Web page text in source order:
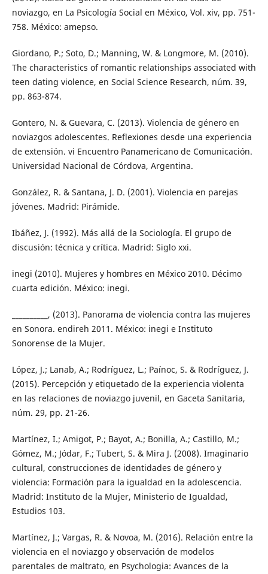
noviazgo, en La Psicología Social en México, Vol. xiv, pp. 751-
758. México: amepso.
Giordano, P.; Soto, D.; Manning, W. & Longmore, M. (2010).
The characteristics of romantic relationships associated with
teen dating violence, en Social Science Research, núm. 39,
pp. 863-874.
Gontero, N. & Guevara, C. (2013). Violencia de género en
noviazgos adolescentes. Reflexiones desde una experiencia
de extensión. vi Encuentro Panamericano de Comunicación.
Universidad Nacional de Córdova, Argentina.
González, R. & Santana, J. D. (2001). Violencia en parejas
jóvenes. Madrid: Pirámide.
Ibáñez, J. (1992). Más allá de la Sociología. El grupo de
discusión: técnica y crítica. Madrid: Siglo xxi.
inegi (2010). Mujeres y hombres en México 2010. Décimo
cuarta edición. México: inegi.
__________, (2013). Panorama de violencia contra las mujeres
en Sonora. endireh 2011. México: inegi e Instituto
Sonorense de la Mujer.
López, J.; Lanab, A.; Rodríguez, L.; Paínoc, S. & Rodríguez, J.
(2015). Percepción y etiquetado de la experiencia violenta
en las relaciones de noviazgo juvenil, en Gaceta Sanitaria,
núm. 29, pp. 21-26.
Martínez, I.; Amigot, P.; Bayot, A.; Bonilla, A.; Castillo, M.;
Gómez, M.; Jódar, F.; Tubert, S. & Mira J. (2008). Imaginario
cultural, construcciones de identidades de género y
violencia: Formación para la igualdad en la adolescencia.
Madrid: Instituto de la Mujer, Ministerio de Igualdad,
Estudios 103.
Martínez, J.; Vargas, R. & Novoa, M. (2016). Relación entre la
violencia en el noviazgo y observación de modelos
parentales de maltrato, en Psychologia: Avances de la